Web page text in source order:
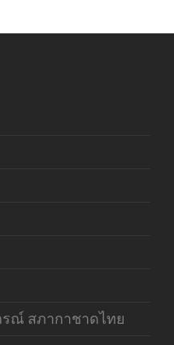
ณ์ สภากาชาดไทย